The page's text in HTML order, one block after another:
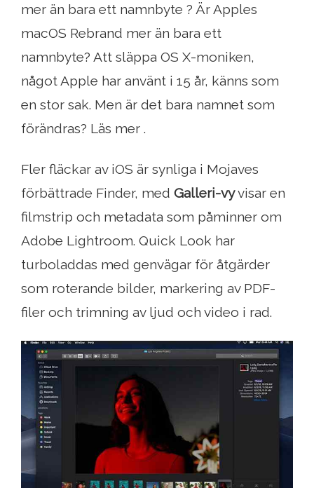
mer än bara ett namnbyte ? Är Apples
macOS Rebrand mer än bara ett
namnbyte? Att släppa OS X-moniken,
något Apple har använt i 15 år, känns som
en stor sak. Men är det bara namnet som
förändras? Läs mer .
Fler fläckar av iOS är synliga i Mojaves
förbättrade Finder, med Galleri-vyvisar en
filmstrip och metadata som påminner om
Adobe Lightroom. Quick Look har
turboladdas med genvägar för åtgärder
som roterande bilder, markering av PDF-
filer och trimning av ljud och video i rad.